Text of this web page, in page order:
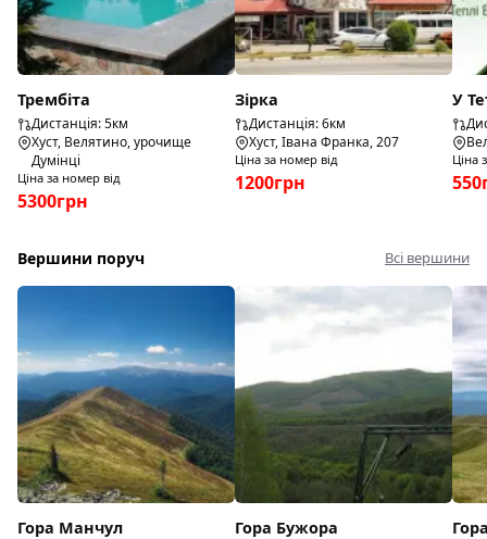
Трембіта
Дистанція: 5км
Хуст, Велятино, урочище
Думінці
Ціна за номер від
5300грн
Зірка
Дистанція: 6км
Хуст, Івана Франка, 207
Ціна за номер від
1200грн
У
Ціна
Вершини поруч Всі вершини
Гора Манчул Гора Бужора